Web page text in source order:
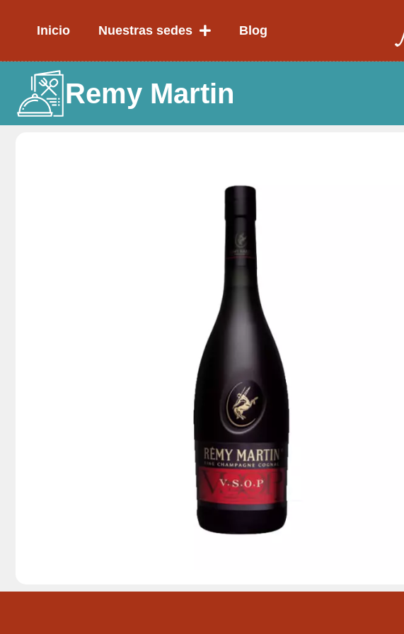
Inicio Nuestras sedes Blog
Remy Martin